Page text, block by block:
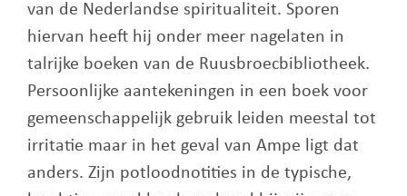
van de Nederlandse spiritualiteit. Sporen
hiervan heeft hij onder meer nagelaten in
talrijke boeken van de Ruusbroecbibliotheek.
Persoonlijke aantekeningen in een boek voor
gemeenschappelijk gebruik leiden meestal tot
irritatie maar in het geval van Ampe ligt dat
anders. Zijn potloodnotities in de typische,